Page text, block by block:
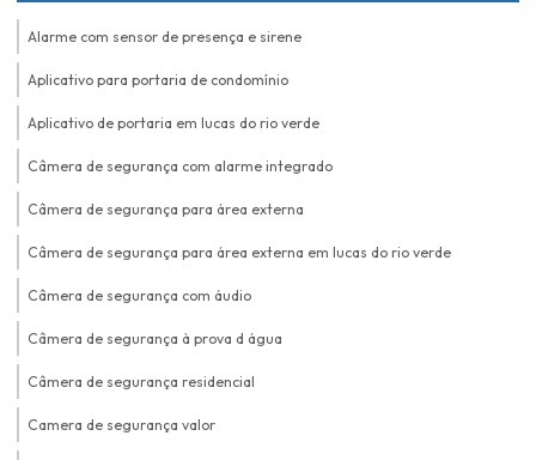
Alarme com sensor de presença e sirene
Aplicativo para portaria de condomínio
Aplicativo de portaria em lucas do rio verde
Câmera de segurança com alarme integrado
Câmera de segurança para área externa
Câmera de segurança para área externa em lucas do rio verde
Câmera de segurança com áudio
Câmera de segurança à prova d água
Câmera de segurança residencial
Camera de segurança valor